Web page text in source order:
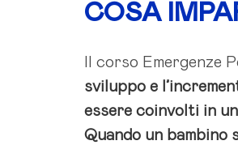
COSA
Il corso Emergenze
sviluppo e
essere coinvolti in
Quando un